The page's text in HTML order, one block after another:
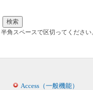
角スペースで区切ってください
Access（一般機能）